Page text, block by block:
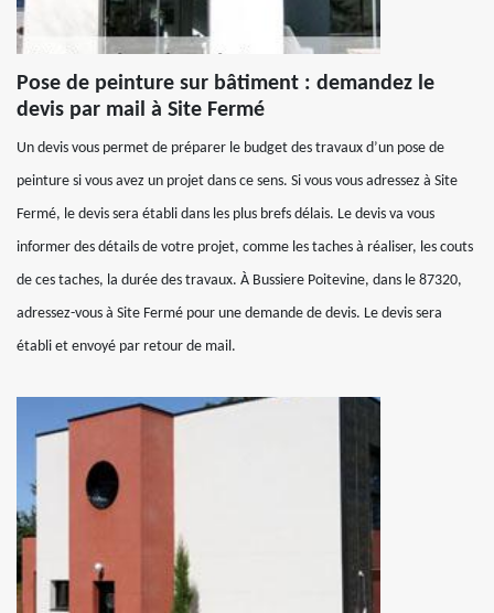
Pose de peinture sur bâtiment : demandez le
devis par mail à Site Fermé
Un devis vous permet de préparer le budget des travaux d’un pose de
peinture si vous avez un projet dans ce sens. Si vous vous adressez à Site
Fermé, le devis sera établi dans les plus brefs délais. Le devis va vous
informer des détails de votre projet, comme les taches à réaliser, les couts
de ces taches, la durée des travaux. À Bussiere Poitevine, dans le 87320,
adressez-vous à Site Fermé pour une demande de devis. Le devis sera
établi et envoyé par retour de mail.